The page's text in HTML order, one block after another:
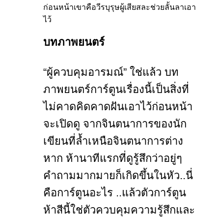
ก่อนหน้าเขาคือวีรบุรุษผู้เสียสละช่วยลั้นลาเอา
ไว้
บทภาพยนตร์
“ผู้ควบคุมอารมณ์” ใช่แล้ว บท
ภาพยนตร์การ์ตูนเรื่องนี้เป็นสิ่งที่
ไม่คาดคิดคาดฝันเอาไว้ก่อนหน้า
จะเปิดดู จากจินตนาการของนัก
เขียนที่ล้ำเหนือจินตนาการต่าง
หาก ห้านาทีแรกที่ดูรู้สึกว่าอยู่ๆ
คำถามมากมายก็เกิดขึ้นในหัว..นี่
คือการ์ตูนอะไร ..แล้วตัวการ์ตูน
ห้าสีนี้ใช่ตัวควบคุมความรู้สึกและ